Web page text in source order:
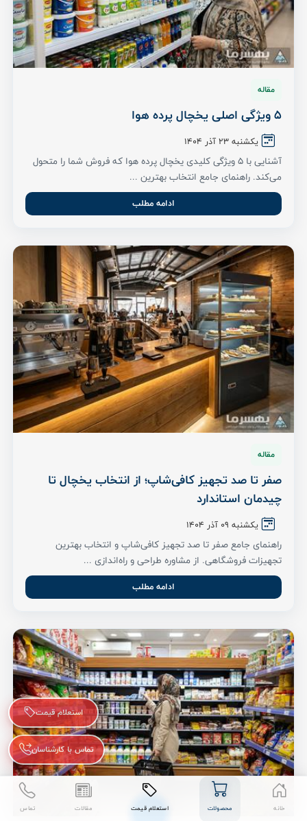
مقاله
5 ویژگی اصلی یخچال پرده هوا
یکشنبه ۲۳ آذر ۱۴۰۴
آشنایی با 5 ویژگی کلیدی یخچال پرده هوا که فروش شما را متحول
می‌کند. راهنمای جامع انتخاب بهترین ...
ادامه مطلب
مقاله
صفر تا صد تجهیز کافی‌شاپ؛ از انتخاب یخچال تا
چیدمان استاندارد
یکشنبه 09 آذر ۱۴۰۴
راهنمای جامع صفر تا صد تجهیز کافی‌شاپ و انتخاب بهترین
تجهیزات فروشگاهی. از مشاوره طراحی و راه‌اندازی ...
ادامه مطلب
تماس با کارشناسان
استعلام قیمت
خانه محصولات استعلام قیمت مقالات تماس